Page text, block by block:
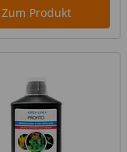
Zum Produkt